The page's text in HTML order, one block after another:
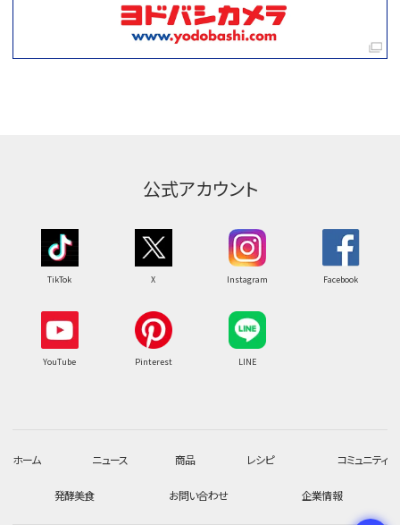
公式アカウント
TikTok X Instagram Facebook
YouTube Pinterest LINE
ホーム ニュース 商品 レシピ コミュニティ
発酵美食 お問い合わせ 企業情報